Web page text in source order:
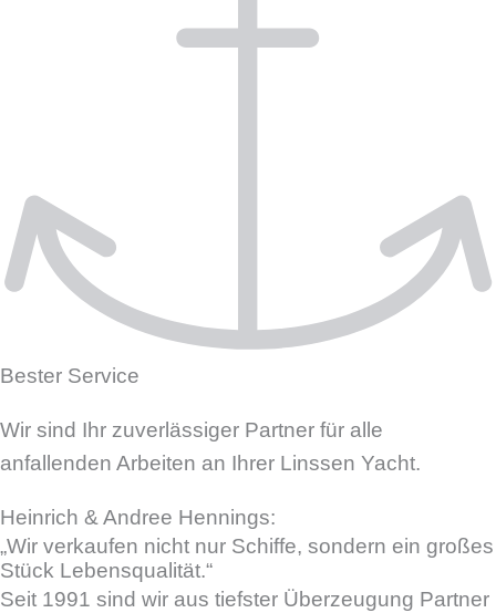
Bester Service
Wir sind Ihr zuverlässiger Partner für alle
anfallenden Arbeiten an Ihrer Linssen Yacht.
Heinrich & Andree Hennings:
„Wir verkaufen nicht nur Schiffe, sondern ein großes
Stück Lebensqualität.“
Seit 1991 sind wir aus tiefster Überzeugung Partner